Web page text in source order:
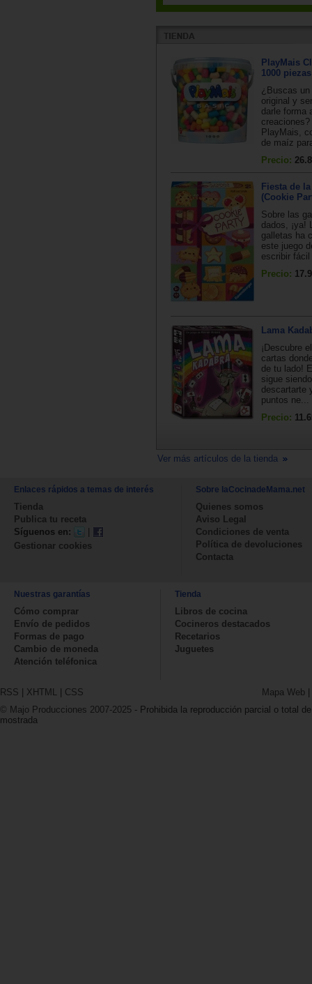
PlayMais
1000 piezas
¿Buscas un
original y
darle forma
PlayMais,
de maíz
Precio:
Fiesta de
(Cookie
Sobre las
dados, ¡ya!
galletas ha
este juego
escribir
Precio:
Lama
¡Descubre
cartas
de tu lado!
sigue
descartarte
puntos ne...
Precio:
Ver más artículos de la tienda
Enlaces rápidos a temas de interés
Tienda
Publica tu receta
Síguenos en:
|
Gestionar cookies
Sobre laCocinadeMama.net
Quienes somos
Aviso Legal
Condiciones de venta
Política de devoluciones
Contacta
Nuestras garantías
Cómo comprar
Envío de pedidos
Formas de pago
Cambio de moneda
Atención teléfonica
Tienda
Libros de cocina
Cocineros destacados
Recetarios
Juguetes
RSS | XHTML | CSS Mapa Web |
© Majo Producciones 2007-2025 - Prohibida la reproducción parcial o total
mostrada